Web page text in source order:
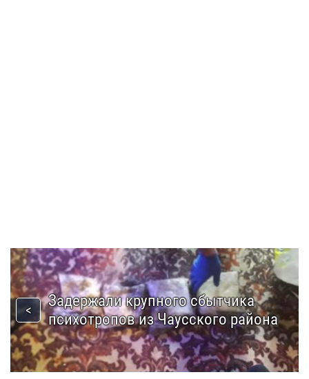
Задержали крупного сбытчика
психотропов из Чаусского района